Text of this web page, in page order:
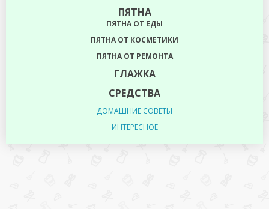
ПЯТНА
ПЯТНА ОТ ЕДЫ
ПЯТНА ОТ КОСМЕТИКИ
ПЯТНА ОТ РЕМОНТА
ГЛАЖКА
СРЕДСТВА
ДОМАШНИЕ СОВЕТЫ
ИНТЕРЕСНОЕ